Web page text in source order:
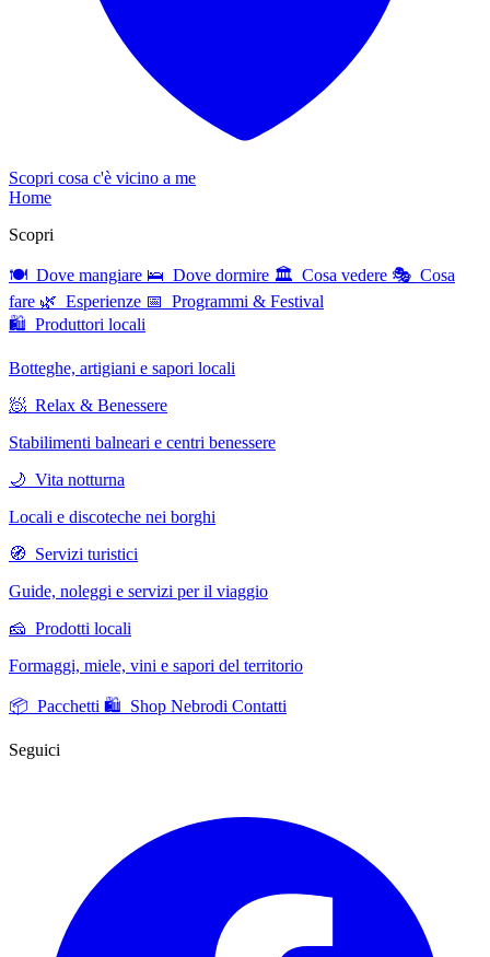
Scopri cosa c'è vicino a me
Home
Scopri
🍽 Dove mangiare 🛌 Dove dormire 🏛 Cosa vedere 🎭 Cosa
fare 🌿 Esperienze 📅 Programmi & Festival
🛍 Produttori locali
Botteghe, artigiani e sapori locali
🧖 Relax & Benessere
Stabilimenti balneari e centri benessere
🌙 Vita notturna
Locali e discoteche nei borghi
🧭 Servizi turistici
Guide, noleggi e servizi per il viaggio
🧀 Prodotti locali
Formaggi, miele, vini e sapori del territorio
📦 Pacchetti 🛍️ Shop Nebrodi Contatti
Seguici